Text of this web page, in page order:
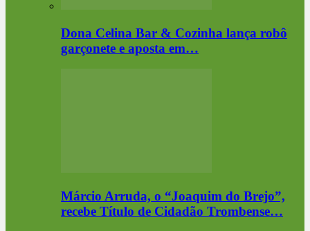
Dona Celina Bar & Cozinha lança robô
garçonete e aposta em…
Márcio Arruda, o “Joaquim do Brejo”,
recebe Título de Cidadão Trombense…